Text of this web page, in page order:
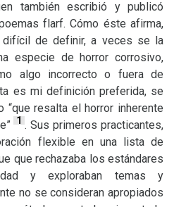
también escribió y publicó
flarf. Cómo éste afirma,
difícil de definir, a veces se la
especie de horror corrosivo,
algo incorrecto o fuera de
es mi definición preferida, se
resalta el horror inherente
1 . Sus primeros practicantes,
flexible en una lista de
que rechazaba los estándares
y exploraban temas y
no se consideran apropiados